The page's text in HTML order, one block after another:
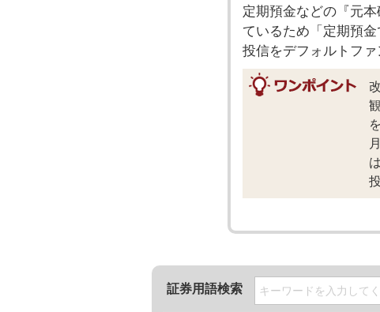
定期預金などの『元
ているため「定期預
投信をデフォルトフ
証券用語検索